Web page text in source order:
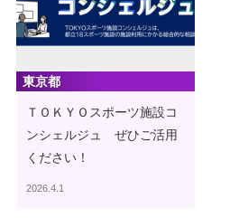
東京都
ＴＯＫＹＯスポーツ施設コ
ンシェルジュ ぜひご活用
ください！
2026.4.1